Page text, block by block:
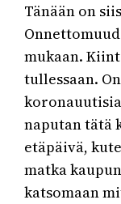
Tänään on
mukaan.
tullessaan.
naputan tätä
etäpäivä,
matka
katsomaan